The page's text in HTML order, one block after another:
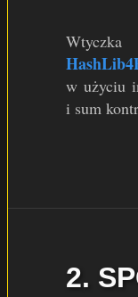
w użyciu
i sum
2.